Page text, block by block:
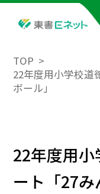
TOP
22年度用小学校道
ボール」
22年度用
ート「27